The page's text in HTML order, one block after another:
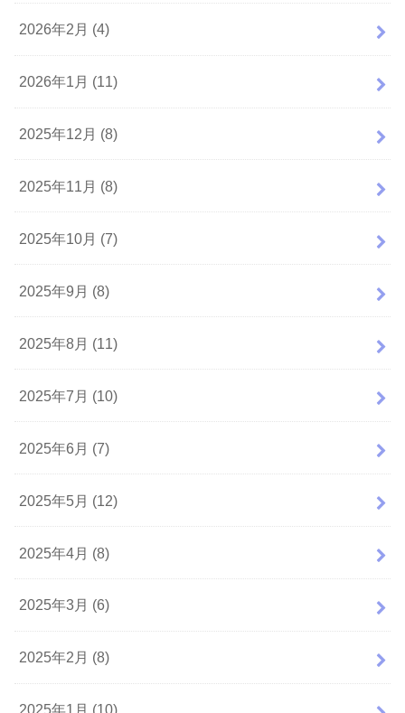
2026年2月 (4)
2026年1月 (11)
2025年12月 (8)
2025年11月 (8)
2025年10月 (7)
2025年9月 (8)
2025年8月 (11)
2025年7月 (10)
2025年6月 (7)
2025年5月 (12)
2025年4月 (8)
2025年3月 (6)
2025年2月 (8)
2025年1月 (10)